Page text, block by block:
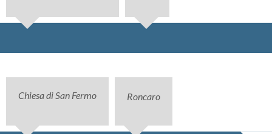
Chiesa di San Fermo Roncaro